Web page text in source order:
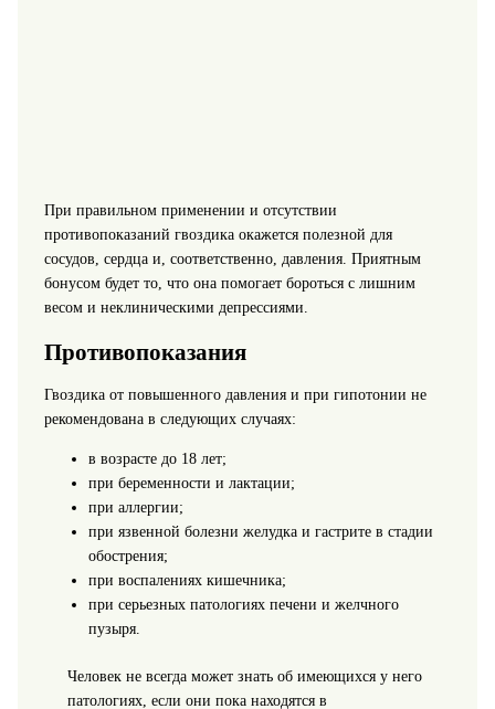
При правильном применении и отсутствии
противопоказаний гвоздика окажется полезной для
сосудов, сердца и, соответственно, давления. Приятным
бонусом будет то, что она помогает бороться с лишним
весом и неклиническими депрессиями.
Противопоказания
Гвоздика от повышенного давления и при гипотонии не
рекомендована в следующих случаях:
в возрасте до 18 лет;
при беременности и лактации;
при аллергии;
при язвенной болезни желудка и гастрите в стадии
обострения;
при воспалениях кишечника;
при серьезных патологиях печени и желчного
пузыря.
Человек не всегда может знать об имеющихся у него
патологиях, если они пока находятся в